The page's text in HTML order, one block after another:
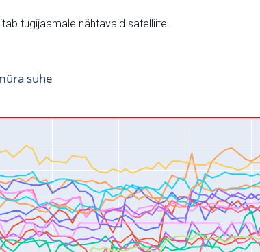
tugijaamale nähtavaid satelliite.